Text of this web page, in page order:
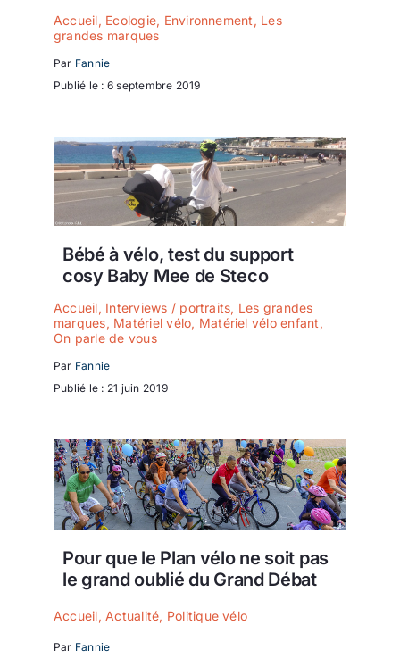
Accueil, Ecologie, Environnement , Les
grandes marques
Par Fannie
Publié le : 6 septembre 2019
Bébé à vélo, test du support
cosy Baby Mee de Steco
Accueil, Interviews / portraits, Les grandes
marques, Matériel vélo, Matériel vélo enfant,
On parle de vous
Par Fannie
Publié le : 21 juin 2019
Pour que le Plan vélo ne soit pas
le grand oublié du Grand Débat
Accueil, Actualité, Politique vélo
Par Fannie